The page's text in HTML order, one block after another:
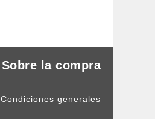
Sobre la compra
Condiciones generales